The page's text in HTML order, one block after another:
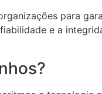
para
e a